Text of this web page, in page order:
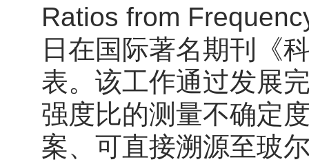
Ratios from
日在国际著名期刊《
表。该工作通过发展
强度比的测量不确定
案、可直接溯源至玻